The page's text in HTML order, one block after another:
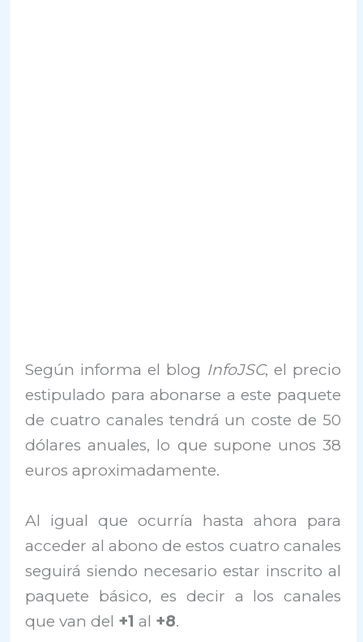
Según informa el blog InfoJSC, el precio
estipulado para abonarse a este paquete
de cuatro canales tendrá un coste de 50
dólares anuales, lo que supone unos 38
euros aproximadamente.
Al igual que ocurría hasta ahora para
acceder al abono de estos cuatro canales
seguirá siendo necesario estar inscrito al
paquete básico, es decir a los canales
que van del +1 al +8.